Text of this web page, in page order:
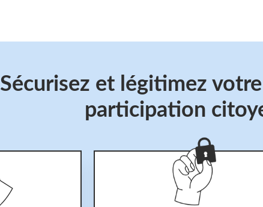
Sécurisez et légitimez
participation